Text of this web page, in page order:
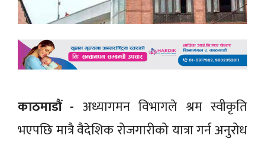
काठमाडौं - अध्यागमन विभागले श्रम स्वीकृति
भएपछि मात्रै वैदेशिक रोजगारीको यात्रा गर्न अनुरोध